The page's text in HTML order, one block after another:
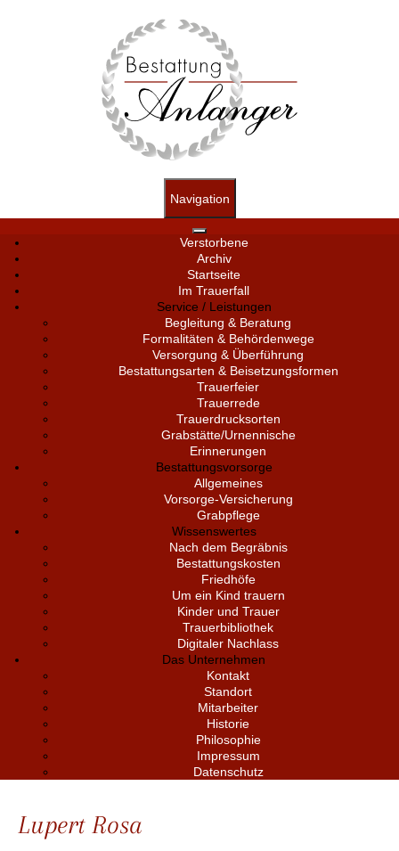
Navigation
Verstorbene
Archiv
Startseite
Im Trauerfall
Service / Leistungen
Begleitung & Beratung
Formalitäten & Behördenwege
Versorgung & Überführung
Bestattungsarten & Beisetzungsformen
Trauerfeier
Trauerrede
Trauerdrucksorten
Grabstätte/Urnennische
Erinnerungen
Bestattungsvorsorge
Allgemeines
Vorsorge-Versicherung
Grabpflege
Wissenswertes
Nach dem Begräbnis
Bestattungskosten
Friedhöfe
Um ein Kind trauern
Kinder und Trauer
Trauerbibliothek
Digitaler Nachlass
Das Unternehmen
Kontakt
Standort
Mitarbeiter
Historie
Philosophie
Impressum
Datenschutz
Lupert Rosa